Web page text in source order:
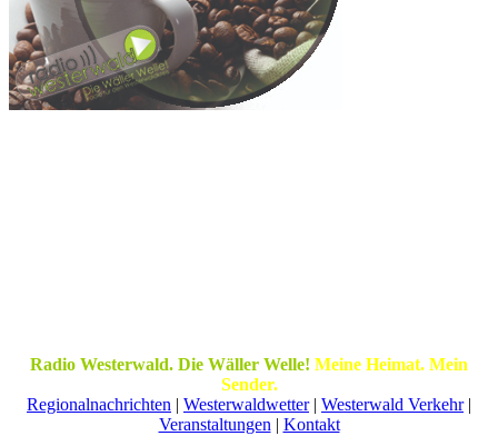
Radio Westerwald. Die Wäller Welle! Meine Heimat. Mein
Sender.
Regionalnachrichten | Westerwaldwetter| Westerwald Verkehr|
Veranstaltungen | Kontakt